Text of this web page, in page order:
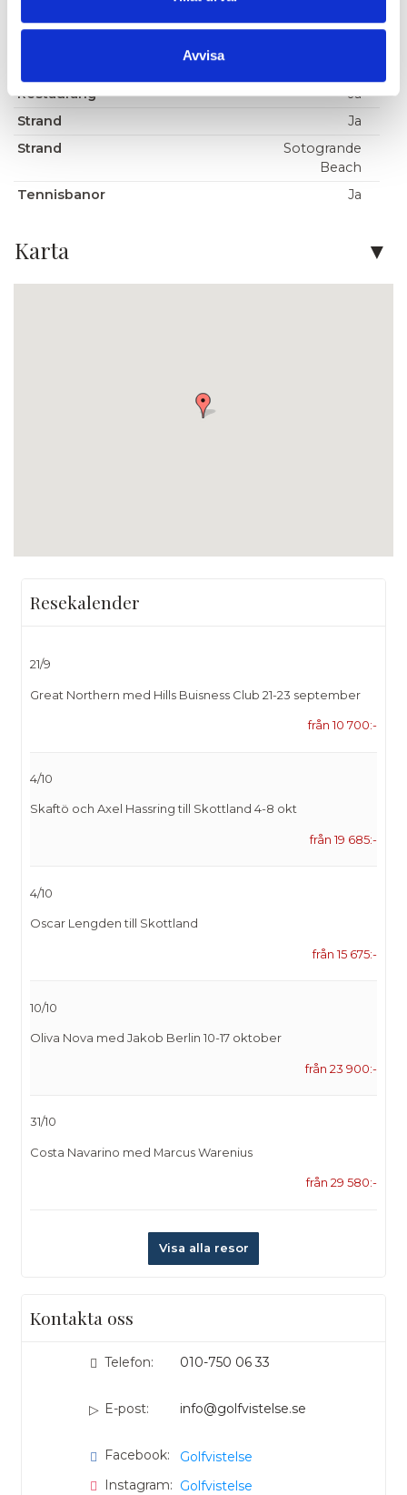
Avvisa
Málaga ca
Restaurang
Ja
Strand
Ja
Strand
Sotogrande
Beach
Tennisbanor
Ja
Karta
Resekalender
21/9
Great Northern med Hills Buisness Club 21-23 september
från 10 700:-
4/10
Skaftö och Axel Hassring till Skottland 4-8 okt
från 19 685:-
4/10
Oscar Lengden till Skottland
från 15 675:-
10/10
Oliva Nova med Jakob Berlin 10-17 oktober
från 23 900:-
31/10
Costa Navarino med Marcus Warenius
från 29 580:-
Visa alla resor
Kontakta oss
Telefon: 010-750 06 33
E-post: info@golfvistelse.se
Facebook:
Golfvistelse
Instagram: Golfvistelse